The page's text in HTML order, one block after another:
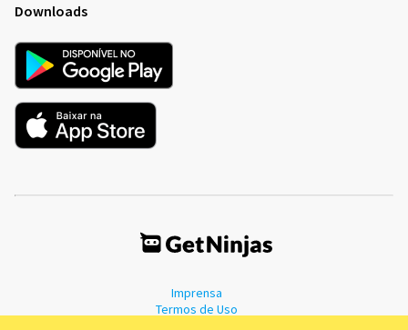
Downloads
Imprensa
Termos de Uso